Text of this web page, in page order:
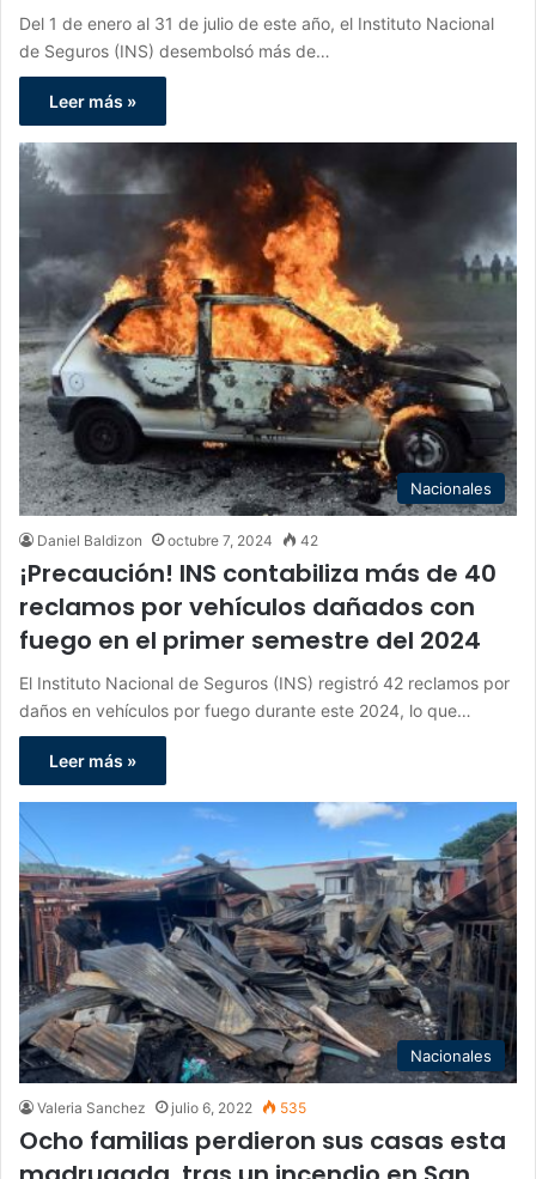
Del 1 de enero al 31 de julio de este año, el Instituto Nacional
de Seguros (INS) desembolsó más de…
Leer más »
Nacionales
Daniel Baldizon octubre 7, 2024 42
¡Precaución! INS contabiliza más de 40
reclamos por vehículos dañados con
fuego en el primer semestre del 2024
El Instituto Nacional de Seguros (INS) registró 42 reclamos por
daños en vehículos por fuego durante este 2024, lo que…
Leer más »
Nacionales
Valeria Sanchez julio 6, 2022 535
Ocho familias perdieron sus casas esta